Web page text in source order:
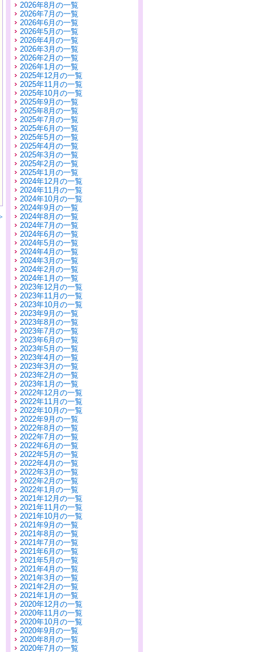
2026年8月の一覧
2026年7月の一覧
2026年6月の一覧
2026年5月の一覧
2026年4月の一覧
2026年3月の一覧
2026年2月の一覧
2026年1月の一覧
2025年12月の一覧
2025年11月の一覧
2025年10月の一覧
2025年9月の一覧
2025年8月の一覧
2025年7月の一覧
2025年6月の一覧
2025年5月の一覧
2025年4月の一覧
2025年3月の一覧
2025年2月の一覧
2025年1月の一覧
2024年12月の一覧
2024年11月の一覧
2024年10月の一覧
2024年9月の一覧
2024年8月の一覧
2024年7月の一覧
2024年6月の一覧
2024年5月の一覧
2024年4月の一覧
2024年3月の一覧
2024年2月の一覧
2024年1月の一覧
2023年12月の一覧
2023年11月の一覧
2023年10月の一覧
2023年9月の一覧
2023年8月の一覧
2023年7月の一覧
2023年6月の一覧
2023年5月の一覧
2023年4月の一覧
2023年3月の一覧
2023年2月の一覧
2023年1月の一覧
2022年12月の一覧
2022年11月の一覧
2022年10月の一覧
2022年9月の一覧
2022年8月の一覧
2022年7月の一覧
2022年6月の一覧
2022年5月の一覧
2022年4月の一覧
2022年3月の一覧
2022年2月の一覧
2022年1月の一覧
2021年12月の一覧
2021年11月の一覧
2021年10月の一覧
2021年9月の一覧
2021年8月の一覧
2021年7月の一覧
2021年6月の一覧
2021年5月の一覧
2021年4月の一覧
2021年3月の一覧
2021年2月の一覧
2021年1月の一覧
2020年12月の一覧
2020年11月の一覧
2020年10月の一覧
2020年9月の一覧
2020年8月の一覧
2020年7月の一覧